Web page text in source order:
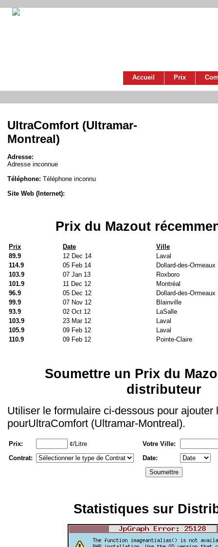
Accueil Prix
UltraComfort (Ultramar-
Montreal)
Adresse:
Adresse inconnue
Téléphone: Téléphone inconnu
Site Web (Internet):
Prix du Mazout
Prix Date
Ville
89.9
12 Dec 14
Laval
114.9
05 Feb 14
Dollard-des-Ormeaux
103.9
07 Jan 13
Roxboro
101.9
11 Dec 12
Montréal
96.9
05 Dec 12
Dollard-des-Ormeaux
99.9
07 Nov 12
Blainville
93.9
02 Oct 12
LaSalle
103.9
23 Mar 12
Laval
105.9
09 Feb 12
Laval
110.9
09 Feb 12 Pointe-Claire
Soumettre un Prix du
distributeur
Utiliser le formulaire ci-dessous pour ajouter
pourUltraComfort (Ultramar-Montreal).
Prix: ¢/Litre
Votre Ville:
Contrat:
Date:
Statistiques sur